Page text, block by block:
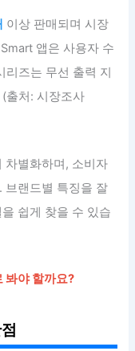
이상 판매되며 시장
앱은 사용자 수
즈는 무선 출력 지
출처: 시장조사
차별화하며, 소비자
브랜드별 특징을 잘
쉽게 찾을 수 있습
봐야 할까요?